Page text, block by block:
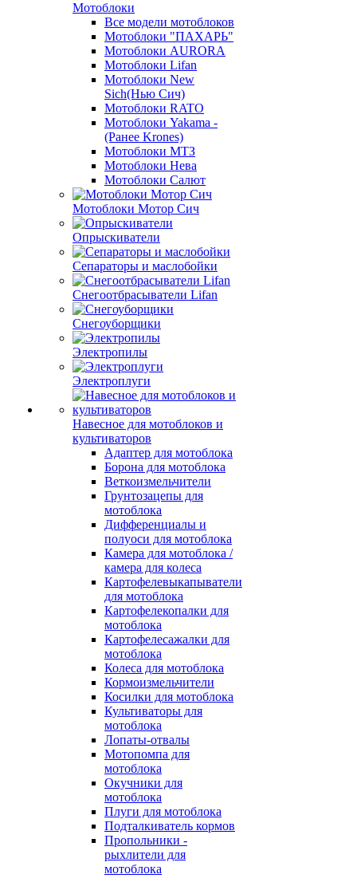
Мотоблоки
Все модели мотоблоков
Мотоблоки "ПАХАРЬ"
Мотоблоки AURORA
Мотоблоки Lifan
Мотоблоки New
Sich(Нью Сич)
Мотоблоки RATO
Мотоблоки Yakama -
(Ранее Krones)
Мотоблоки МТЗ
Мотоблоки Нева
Мотоблоки Салют
Мотоблоки Мотор Сич
Опрыскиватели
Сепараторы и маслобойки
Снегоотбрасыватели Lifan
Снегоуборщики
Электропилы
Электроплуги
Навесное для мотоблоков и
культиваторов
Адаптер для мотоблока
Борона для мотоблока
Веткоизмельчители
Грунтозацепы для
мотоблока
Дифференциалы и
полуоси для мотоблока
Камера для мотоблока /
камера для колеса
Картофелевыкапыватели
для мотоблока
Картофелекопалки для
мотоблока
Картофелесажалки для
мотоблока
Колеса для мотоблока
Кормоизмельчители
Косилки для мотоблока
Культиваторы для
мотоблока
Лопаты-отвалы
Мотопомпа для
мотоблока
Окучники для
мотоблока
Плуги для мотоблока
Подталкиватель кормов
Пропольники -
рыхлители для
мотоблока